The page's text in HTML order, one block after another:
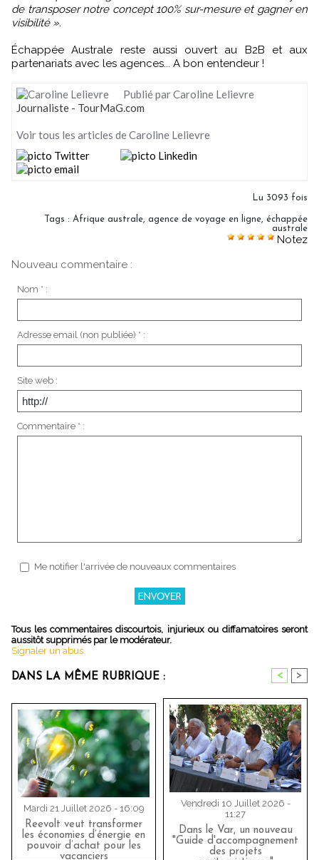
de transposer notre concept 100% sur-mesure et gagner en
visibilité ».
Échappée Australe reste aussi ouvert au B2B et aux
partenariats avec les agences... A bon entendeur !
Publié par Caroline Lelievre
Journaliste - TourMaG.com
Voir tous les articles de Caroline Lelievre
Lu 3093 fois
Tags : Afrique australe agence de voyage en ligne échappée
australe
Notez
Nouveau commentaire :
Nom * :
Adresse email (non publiée) * :
Site web :
Commentaire * :
Me notifier l'arrivée de nouveaux commentaires
Tous les commentaires discourtois, injurieux ou diffamatoires seront
aussitôt supprimés par le modérateur.
Signaler un abus
DANS LA MÊME RUBRIQUE : < >
Mardi 21 Juillet 2026 - 16:09
Reevolt veut transformer
les économies d’énergie en
pouvoir d’achat pour les
vacanciers
Vendredi 10 Juillet 2026 -
11:27
Dans le Var, un nouveau
"Guide d'accompagnement
des projets